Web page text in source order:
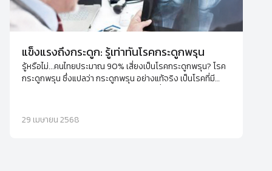
แข็งแรงถึงกระดูก: รู้เท่าทันโรคกระดูกพรุน
รู้หรือไม่...คนไทยประมาณ 90% เสี่ยงเป็นโรคกระดูกพรุน? โรค
กระดูกพรุน ซึ่งแปลว่า กระดูกพรุน อย่างแท้จริง เป็นโรคที่มี
29 เมษายน 2568